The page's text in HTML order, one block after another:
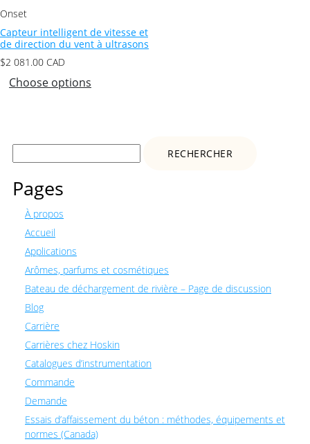
Onset
Capteur intelligent de vitesse et
de direction du vent à ultrasons
$2 081.00 CAD
Choose options
Rechercher :
Pages
À propos
Accueil
Applications
Arômes, parfums et cosmétiques
Bateau de déchargement de rivière – Page de discussion
Blog
Carrière
Carrières chez Hoskin
Catalogues d’instrumentation
Commande
Demande
Essais d’affaissement du béton : méthodes, équipements et
normes (Canada)